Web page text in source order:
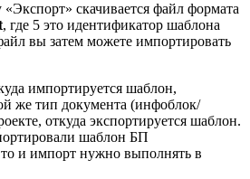
скачивается файл формата
, где 5 это идентификатор шаблона
вы затем можете импортировать
импортируется шаблон,
же тип документа (инфоблок/
откуда экспортируется шаблон.
шаблон БП
и импорт нужно выполнять в